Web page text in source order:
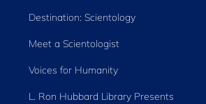
Destination: Scientology
Meet a Scientologist
Voices for Humanity
L. Ron Hubbard Library Presents